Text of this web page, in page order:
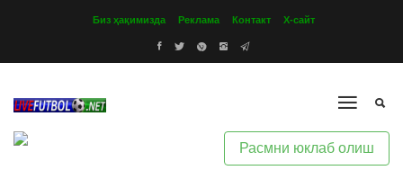
Биз ҳақимизда Реклама Контакт Х-сайт
Расмни юклаб олиш